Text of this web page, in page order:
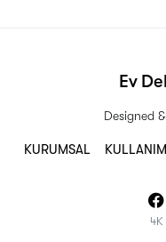
KURUMSAL
4K
Ev
Designed